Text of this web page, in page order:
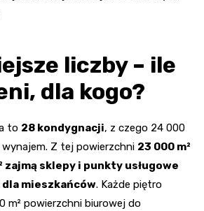
liczby – ile
dla kogo?
to 28 kondygnacji, z czego 24 000
Z tej powierzchni 23 000 m²
zajmą sklepy i punkty usługowe
mieszkańców. Każde piętro
m² powierzchni biurowej do